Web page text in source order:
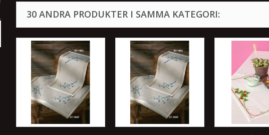
30 ANDRA PRODUKTER I SAMMA KATEGORI: